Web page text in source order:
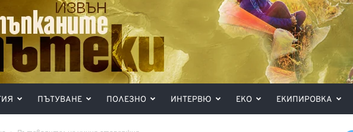
ПЪТУВАНЕ ПОЛЕЗНО ИНТЕРВЮ ЕКО ЕКИПИРОВКА